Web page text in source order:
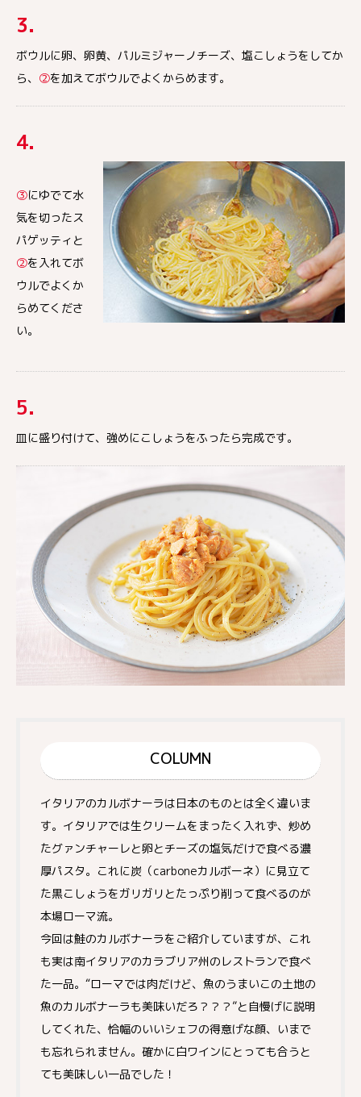
3.
ボウルに卵、卵黄、パルミジャーノチーズ、塩こしょうをしてか
ら、 ②を加えてボウルでよくからめます。
4.
③にゆでて水
気を切ったス
パゲッティと
②を入れてボ
ウルでよくか
らめてくださ
い。
5.
皿に盛り付けて、強めにこしょうをふったら完成です。
COLUMN
イタリアのカルボナーラは日本のものとは全く違いま
す。イタリアでは生クリームをまったく入れず、炒め
たグァンチャーレと卵とチーズの塩気だけで食べる濃
厚パスタ。これに炭（carboneカルボーネ）に見立て
た黒こしょうをガリガリとたっぷり削って食べるのが
本場ローマ流。
今回は鮭のカルボナーラをご紹介していますが、これ
も実は南イタリアのカラブリア州のレストランで食べ
た一品。“ローマでは肉だけど、魚のうまいこの土地の
魚のカルボナーラも美味いだろ？？？”と自慢げに説明
してくれた、恰幅のいいシェフの得意げな顔、いまで
も忘れられません。確かに白ワインにとっても合うと
ても美味しい一品でした！